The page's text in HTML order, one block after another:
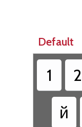
Default
1 2
й